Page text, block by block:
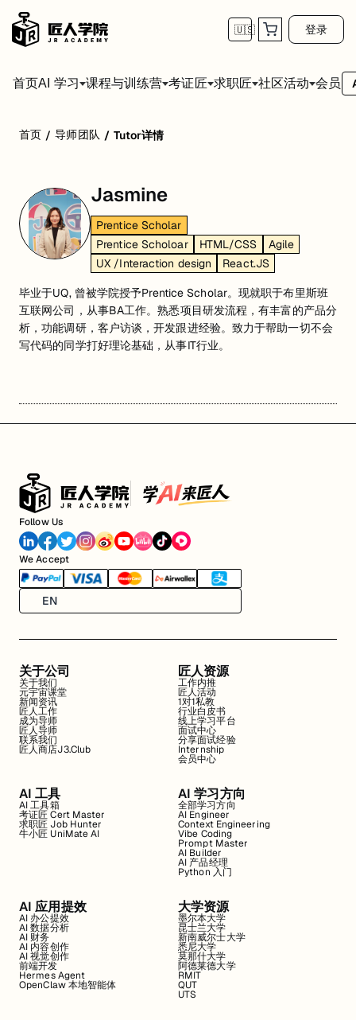
🇺🇸 登录
首页AI 学习 课程与训练营 考证匠 求职匠 社区活动 会员
首页 / 导师团队 / Tutor详情
Jasmine
Prentice Scholar
Prentice Scholoar
HTML/CSS
Agile
UX /Interaction design
React.JS
毕业于UQ, 曾被学院授予Prentice Scholar。现就职于布里斯班
互联网公司，从事BA工作。熟悉项目研发流程，有丰富的产品分
析，功能调研，客户访谈，开发跟进经验。致力于帮助一切不会
写代码的同学打好理论基础，从事IT行业。
Follow Us
We Accept
EN
关于公司
关于我们
元宇宙课堂
新闻资讯
匠人工作
成为导师
匠人导师
联系我们
匠人商店J3.Club
匠人资源
工作内推
匠人活动
1对1私教
行业白皮书
线上学习平台
面试中心
分享面试经验
Internship
会员中心
AI 工具
AI 工具箱
考证匠 Cert Master
求职匠 Job Hunter
牛小匠 UniMate AI
AI 学习方向
全部学习方向
AI Engineer
Context Engineering
Vibe Coding
Prompt Master
AI Builder
AI 产品经理
Python 入门
AI 应用提效
AI 办公提效
AI 数据分析
AI 财务
AI 内容创作
AI 视觉创作
前端开发
Hermes Agent
OpenClaw 本地智能体
大学资源
墨尔本大学
昆士兰大学
新南威尔士大学
悉尼大学
莫那什大学
阿德莱德大学
RMIT
QUT
UTS